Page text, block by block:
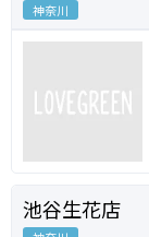
神奈川
池谷生花店